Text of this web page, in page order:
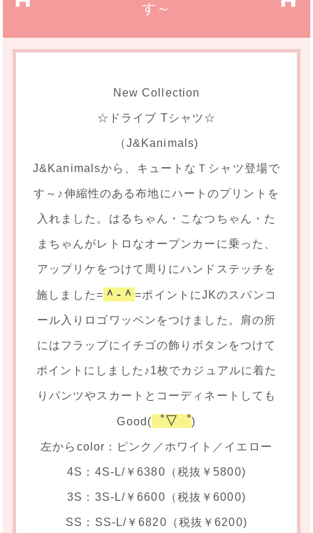
す～
New Collection
☆ドライブ Tシャツ☆
（J&Kanimals)
J&Kanimalsから、キュートなＴシャツ登場で
す～♪伸縮性のある布地にハートのプリントを
入れました。はるちゃん・こなつちゃん・た
まちゃんがレトロなオープンカーに乗った、
アップリケをつけて周りにハンドステッチを
施しました= ＾-＾=ポイントにJKのスパンコ
ール入りロゴワッペンをつけました。肩の所
にはフラップにイチゴの飾りボタンをつけて
ポイントにしました♪1枚でカジュアルに着た
りパンツやスカートとコーディネートしても
Good( ゜▽゜)
左からcolor：ピンク／ホワイト／イエロー
4S：4S-L/￥6380（税抜￥5800)
3S：3S-L/￥6600（税抜￥6000)
SS：SS-L/￥6820（税抜￥6200)